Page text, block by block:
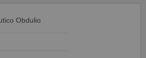
Obdulio